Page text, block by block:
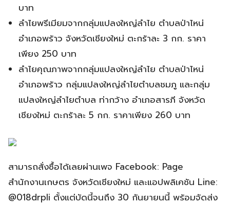
บาท
ลำไยพรีเมียมจากกลุ่มแปลงใหญ่ลำไย ตำบลป่าไหน่
อำเภอพร้าว จังหวัดเชียงใหม่ ตะกร้าละ 3 กก. ราคา
เพียง 250 บาท
ลำไยคุณภาพจากกลุ่มแปลงใหญ่ลำไย ตำบลป่าไหน่
อำเภอพร้าว กลุ่มแปลงใหญ่ลำไยตำบลชมภู และกลุ่ม
แปลงใหญ่ลำไยตำบล ท่ากว้าง อำเภอสารภี จังหวัด
เชียงใหม่ ตะกร้าละ 5 กก. ราคาเพียง 260 บาท
สามารถสั่งซื้อได้เลยผ่านเพจ Facebook: Page
สำนักงานเกษตร จังหวัดเชียงใหม่ และแอปพลิเคชัน Line:
@018drpli ตั้งแต่บัดนี้จนถึง 30 กันยายนนี้ พร้อมจัดส่ง